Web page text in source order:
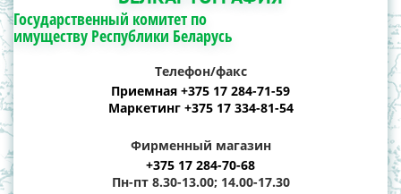
Государственный комитет по
имуществу Республики Беларусь
Телефон/факс
Приемная +375 17 284-71-59
Маркетинг +375 17 334-81-54
Фирменный магазин
+375 17 284-70-68
Пн-пт 8.30-13.00; 14.00-17.30